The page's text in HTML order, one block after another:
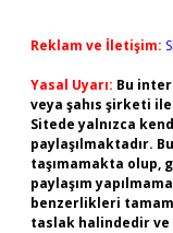
Reklam ve İletişim:
Yasal Uyarı: Bu
veya şahıs şirketi
Sitede yalnızca
paylaşılmaktadır.
taşımamakta olup,
paylaşım
benzerlikleri
taslak halindedir